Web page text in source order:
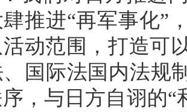
肆推进“再军事化”
活动范围，打造可
国际法国内法规
，与日方自诩的